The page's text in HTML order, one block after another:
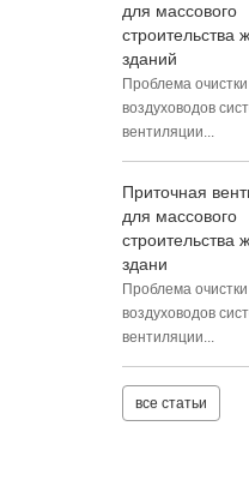
для массового
строительства
зданий
Проблема очистки
воздуховодов
вентиляции...
Приточная
для массового
строительства
здани
Проблема очистки
воздуховодов
вентиляции...
все статьи